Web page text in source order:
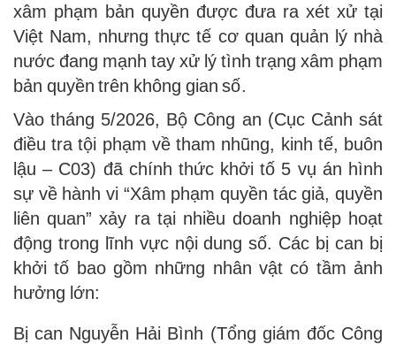
xâm phạm bản quyền được đưa ra xét xử tại
Việt Nam, nhưng thực tế cơ quan quản lý nhà
nước đang mạnh tay xử lý tình trạng xâm phạm
bản quyền trên không gian số.
Vào tháng 5/2026, Bộ Công an (Cục Cảnh sát
điều tra tội phạm về tham nhũng, kinh tế, buôn
lậu – C03) đã chính thức khởi tố 5 vụ án hình
sự về hành vi “Xâm phạm quyền tác giả, quyền
liên quan” xảy ra tại nhiều doanh nghiệp hoạt
động trong lĩnh vực nội dung số. Các bị can bị
khởi tố bao gồm những nhân vật có tầm ảnh
hưởng lớn:
Bị can Nguyễn Hải Bình (Tổng giám đốc Công